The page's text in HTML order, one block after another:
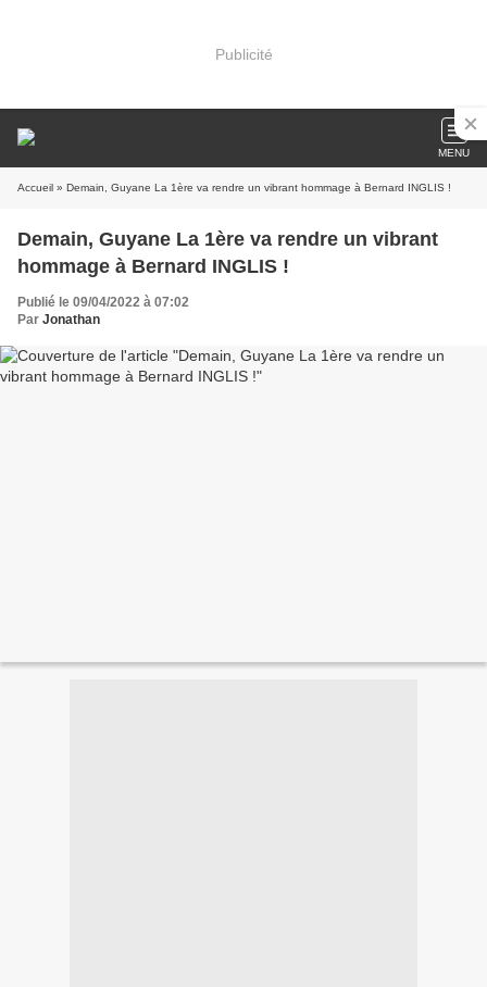
Publicité
MENU
Accueil » Demain, Guyane La 1ère va rendre un vibrant hommage à Bernard INGLIS !
Demain, Guyane La 1ère va rendre un vibrant
hommage à Bernard INGLIS !
Publié le 09/04/2022 à 07:02
Par Jonathan